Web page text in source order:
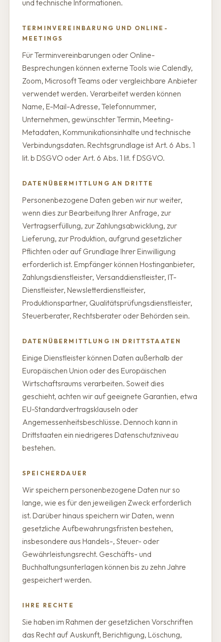
und technische Informationen.
TERMINVEREINBARUNG UND ONLINE-
MEETINGS
Für Terminvereinbarungen oder Online-
Besprechungen können externe Tools wie Calendly,
Zoom, Microsoft Teams oder vergleichbare Anbieter
verwendet werden. Verarbeitet werden können
Name, E-Mail-Adresse, Telefonnummer,
Unternehmen, gewünschter Termin, Meeting-
Metadaten, Kommunikationsinhalte und technische
Verbindungsdaten. Rechtsgrundlage ist Art. 6 Abs. 1
lit. b DSGVO oder Art. 6 Abs. 1 lit. f DSGVO.
DATENÜBERMITTLUNG AN DRITTE
Personenbezogene Daten geben wir nur weiter,
wenn dies zur Bearbeitung Ihrer Anfrage, zur
Vertragserfüllung, zur Zahlungsabwicklung, zur
Lieferung, zur Produktion, aufgrund gesetzlicher
Pflichten oder auf Grundlage Ihrer Einwilligung
erforderlich ist. Empfänger können Hostinganbieter,
Zahlungsdienstleister, Versanddienstleister, IT-
Dienstleister, Newsletterdienstleister,
Produktionspartner, Qualitätsprüfungsdienstleister,
Steuerberater, Rechtsberater oder Behörden sein.
DATENÜBERMITTLUNG IN DRITTSTAATEN
Einige Dienstleister können Daten außerhalb der
Europäischen Union oder des Europäischen
Wirtschaftsraums verarbeiten. Soweit dies
geschieht, achten wir auf geeignete Garantien, etwa
EU-Standardvertragsklauseln oder
Angemessenheitsbeschlüsse. Dennoch kann in
Drittstaaten ein niedrigeres Datenschutzniveau
bestehen.
SPEICHERDAUER
Wir speichern personenbezogene Daten nur so
lange, wie es für den jeweiligen Zweck erforderlich
ist. Darüber hinaus speichern wir Daten, wenn
gesetzliche Aufbewahrungsfristen bestehen,
insbesondere aus Handels-, Steuer- oder
Gewährleistungsrecht. Geschäfts- und
Buchhaltungsunterlagen können bis zu zehn Jahre
gespeichert werden.
IHRE RECHTE
Sie haben im Rahmen der gesetzlichen Vorschriften
das Recht auf Auskunft, Berichtigung, Löschung,